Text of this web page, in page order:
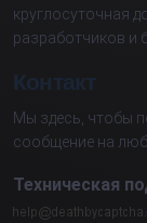
круглосуточная
разработчиков и
Контакт
Мы здесь, чтобы
сообщение на
Техническая